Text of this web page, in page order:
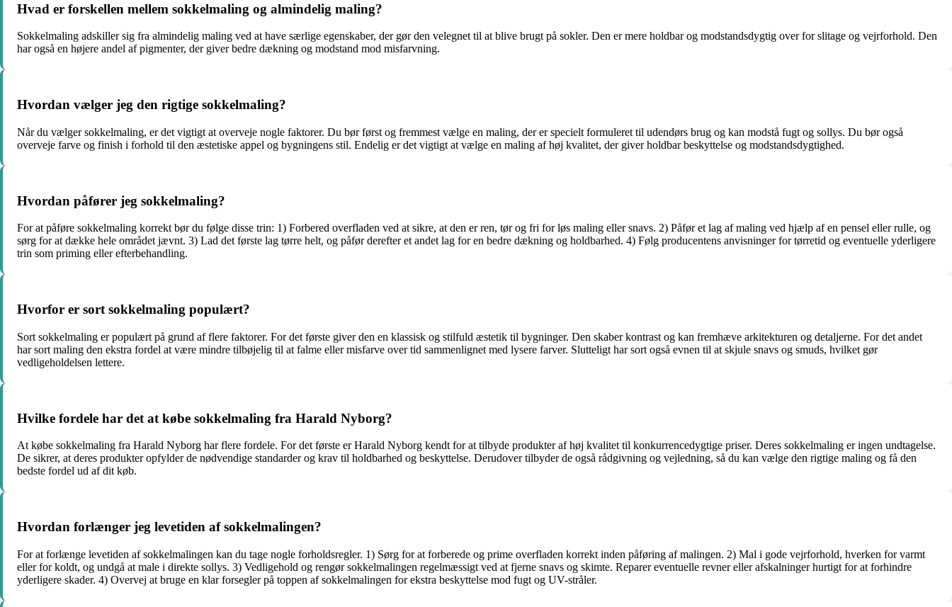
Hvad er forskellen mellem sokkelmaling og almindelig maling?
Sokkelmaling adskiller sig fra almindelig maling ved at have særlige egenskaber, der gør den velegnet til at blive brugt på sokler. Den er mere holdbar og modstandsdygtig over for slitage og vejrforhold. Den
har også en højere andel af pigmenter, der giver bedre dækning og modstand mod misfarvning.
Hvordan vælger jeg den rigtige sokkelmaling?
Når du vælger sokkelmaling, er det vigtigt at overveje nogle faktorer. Du bør først og fremmest vælge en maling, der er specielt formuleret til udendørs brug og kan modstå fugt og sollys. Du bør også
overveje farve og finish i forhold til den æstetiske appel og bygningens stil. Endelig er det vigtigt at vælge en maling af høj kvalitet, der giver holdbar beskyttelse og modstandsdygtighed.
Hvordan påfører jeg sokkelmaling?
For at påføre sokkelmaling korrekt bør du følge disse trin: 1) Forbered overfladen ved at sikre, at den er ren, tør og fri for løs maling eller snavs. 2) Påfør et lag af maling ved hjælp af en pensel eller rulle, og
sørg for at dække hele området jævnt. 3) Lad det første lag tørre helt, og påfør derefter et andet lag for en bedre dækning og holdbarhed. 4) Følg producentens anvisninger for tørretid og eventuelle yderligere
trin som priming eller efterbehandling.
Hvorfor er sort sokkelmaling populært?
Sort sokkelmaling er populært på grund af flere faktorer. For det første giver den en klassisk og stilfuld æstetik til bygninger. Den skaber kontrast og kan fremhæve arkitekturen og detaljerne. For det andet
har sort maling den ekstra fordel at være mindre tilbøjelig til at falme eller misfarve over tid sammenlignet med lysere farver. Slutteligt har sort også evnen til at skjule snavs og smuds, hvilket gør
vedligeholdelsen lettere.
Hvilke fordele har det at købe sokkelmaling fra Harald Nyborg?
At købe sokkelmaling fra Harald Nyborg har flere fordele. For det første er Harald Nyborg kendt for at tilbyde produkter af høj kvalitet til konkurrencedygtige priser. Deres sokkelmaling er ingen undtagelse.
De sikrer, at deres produkter opfylder de nødvendige standarder og krav til holdbarhed og beskyttelse. Derudover tilbyder de også rådgivning og vejledning, så du kan vælge den rigtige maling og få den
bedste fordel ud af dit køb.
Hvordan forlænger jeg levetiden af sokkelmalingen?
For at forlænge levetiden af sokkelmalingen kan du tage nogle forholdsregler. 1) Sørg for at forberede og prime overfladen korrekt inden påføring af malingen. 2) Mal i gode vejrforhold, hverken for varmt
eller for koldt, og undgå at male i direkte sollys. 3) Vedligehold og rengør sokkelmalingen regelmæssigt ved at fjerne snavs og skimte. Reparer eventuelle revner eller afskalninger hurtigt for at forhindre
yderligere skader. 4) Overvej at bruge en klar forsegler på toppen af sokkelmalingen for ekstra beskyttelse mod fugt og UV-stråler.